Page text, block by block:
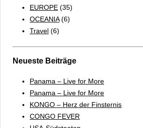
EUROPE (35)
OCEANIA(6)
Travel (6)
Neueste Beiträge
Panama – Live for More
Panama – Live for More
KONGO – Herz der Finsternis
CONGO FEVER